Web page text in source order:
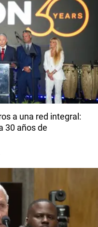
a una red integral:
30 años de